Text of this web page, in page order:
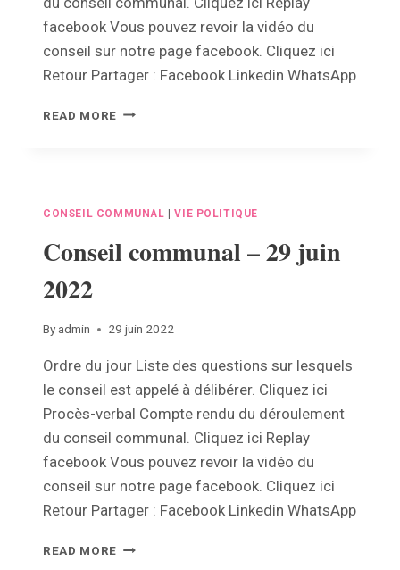
facebook Vous pouvez revoir la vidéo du
conseil sur notre page facebook. Cliquez ici
Retour Partager : Facebook Linkedin WhatsApp
READ MORE CONSEIL
CONSEIL COMMUNAL |VIE POLITIQUE
Conseil communal – 29 juin
2022
By admin 29 juin 2022
Ordre du jour Liste des questions sur lesquels
le conseil est appelé à délibérer. Cliquez ici
Procès-verbal Compte rendu du déroulement
du conseil communal. Cliquez ici Replay
facebook Vous pouvez revoir la vidéo du
conseil sur notre page facebook. Cliquez ici
Retour Partager : Facebook Linkedin WhatsApp
READ MORE CONSEIL